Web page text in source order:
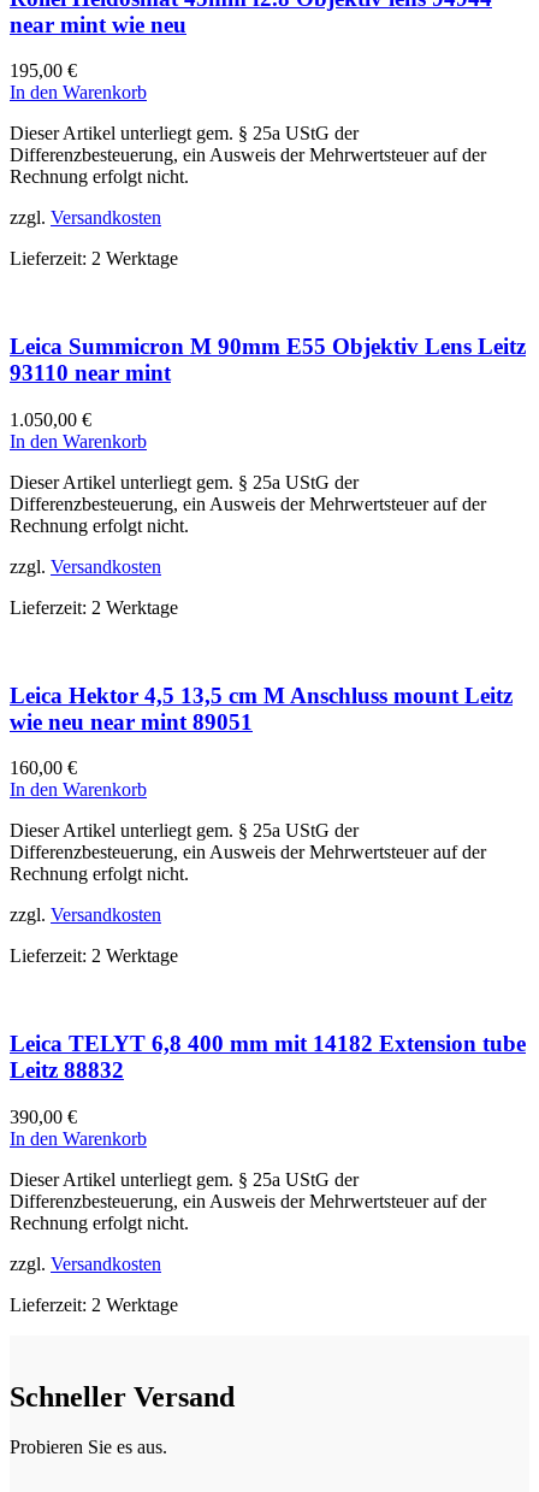
near mint wie neu
195,00 €
In den Warenkorb
Dieser Artikel unterliegt gem. § 25a UStG der
Differenzbesteuerung, ein Ausweis der Mehrwertsteuer auf der
Rechnung erfolgt nicht.
zzgl. Versandkosten
Lieferzeit: 2 Werktage
Leica Summicron M 90mm E55 Objektiv Lens Leitz
93110 near mint
1.050,00 €
In den Warenkorb
Dieser Artikel unterliegt gem. § 25a UStG der
Differenzbesteuerung, ein Ausweis der Mehrwertsteuer auf der
Rechnung erfolgt nicht.
zzgl. Versandkosten
Lieferzeit: 2 Werktage
Leica Hektor 4,5 13,5 cm M Anschluss mount Leitz
wie neu near mint 89051
160,00 €
In den Warenkorb
Dieser Artikel unterliegt gem. § 25a UStG der
Differenzbesteuerung, ein Ausweis der Mehrwertsteuer auf der
Rechnung erfolgt nicht.
zzgl. Versandkosten
Lieferzeit: 2 Werktage
Leica TELYT 6,8 400 mm mit 14182 Extension tube
Leitz 88832
390,00 €
In den Warenkorb
Dieser Artikel unterliegt gem. § 25a UStG der
Differenzbesteuerung, ein Ausweis der Mehrwertsteuer auf der
Rechnung erfolgt nicht.
zzgl. Versandkosten
Lieferzeit: 2 Werktage
Schneller Versand
Probieren Sie es aus.